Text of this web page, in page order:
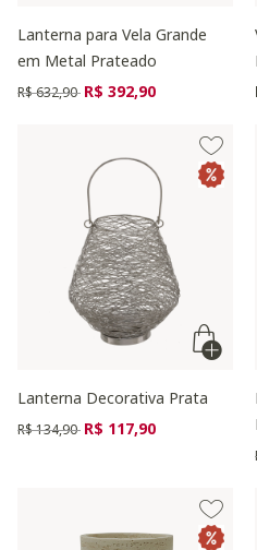
Lanterna para Vela Grande
em Metal Prateado
Preço reduzido de
R$ 632,90 para
R$ 392,90
Lanterna Decorativa Prata
Preço reduzido de
R$ 134,90 para
R$ 117,90